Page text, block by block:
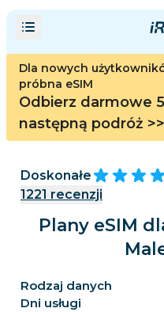
Dla nowych
próbna eSIM
Odbierz darmowe
następną podróż >>
Doskonałe
1221 recenzji
Plany eSIM
Rodzaj danych
Dni usługi